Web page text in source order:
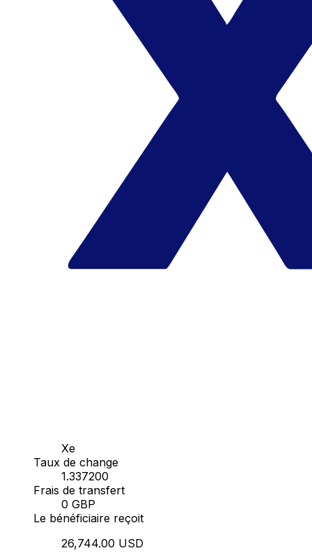
Xe
Taux de change
1.337200
Frais de transfert
0 GBP
Le bénéficiaire reçoit
26,744.00 USD